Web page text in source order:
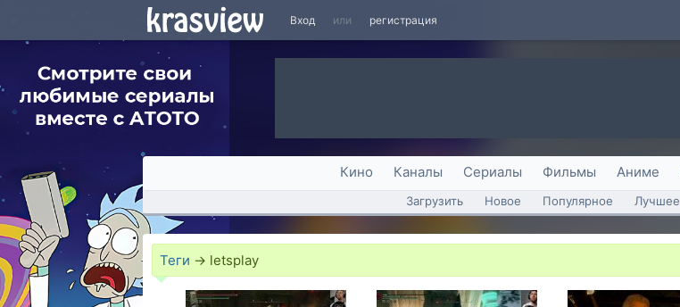
Вход или регистрация
Кино Каналы Сериалы Фильмы Аниме
Загрузить Новое Популярное Лучшее
Теги → letsplay